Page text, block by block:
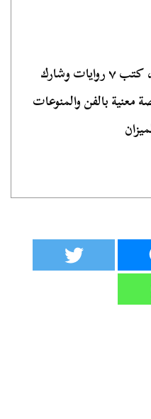
كاتب صحفي وروائي مصري، كتب ٧ روايات وشارك
بالفن والمنوعات